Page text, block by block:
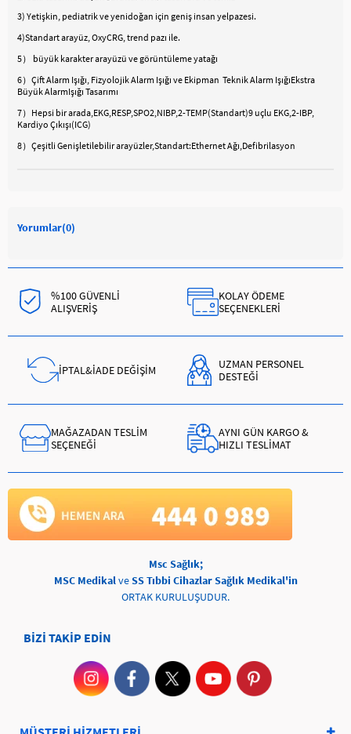
3) Yetişkin, pediatrik ve yenidoğan için geniş insan yelpazesi.
4)Standart arayüz, OxyCRG, trend pazı ile.
5） büyük karakter arayüzü ve görüntüleme yatağı
6）Çift Alarm Işığı, Fizyolojik Alarm Işığı ve Ekipman Teknik Alarm IşığıEkstra
Büyük AlarmIşığı Tasarımı
7）Hepsi bir arada,EKG,RESP,SPO2,NIBP,2-TEMP(Standart)9 uçlu EKG,2-IBP,
Kardiyo Çıkışı(ICG)
8）Çeşitli Genişletilebilir arayüzler,Standart:Ethernet Ağı,Defibrilasyon
Yorumlar(0)
%100 GÜVENLİ
ALIŞVERİŞ
KOLAY ÖDEME
SEÇENEKLERİ
İPTAL&İADE DEĞİŞİM
UZMAN PERSONEL
DESTEĞİ
MAĞAZADAN TESLİM
SEÇENEĞİ
AYNI GÜN KARGO &
HIZLI TESLİMAT
Msc Sağlık;
MSC MedikalveSS Tıbbi Cihazlar Sağlık Medikal'in
ORTAK KURULUŞUDUR.
BİZİ TAKİP EDİN